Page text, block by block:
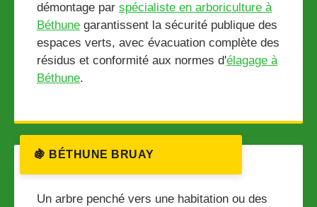
démontage par spécialiste en arboriculture à
Béthune garantissent la sécurité publique des
espaces verts, avec évacuation complète des
résidus et conformité aux normes d'élagage à
Béthune.
🍇 BÉTHUNE BRUAY
Un arbre penché vers une habitation ou des